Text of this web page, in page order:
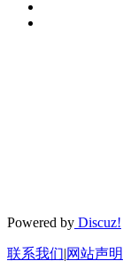
Powered by Discuz!
联系我们|网站声明